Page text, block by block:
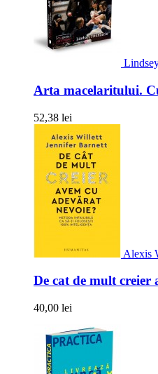
Arta macelaritului.
52,38 lei
Alexis
De cat de mult creier
40,00 lei